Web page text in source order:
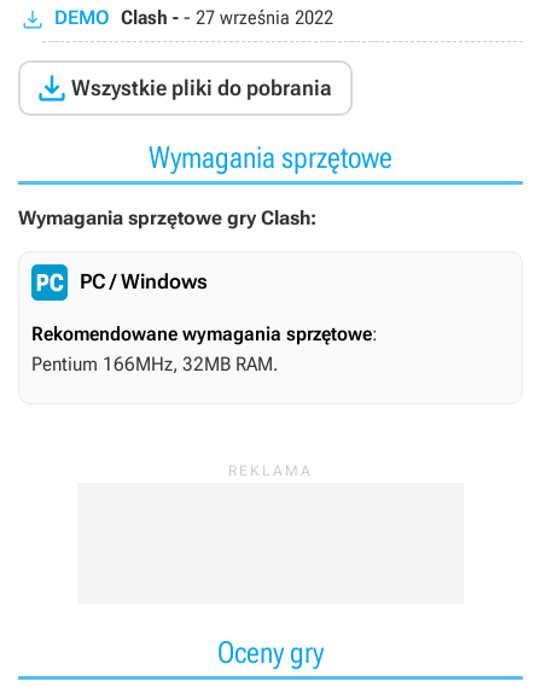
DEMO Clash - - 27 września 2022
 Wszystkie pliki do pobrania
Wymagania sprzętowe
Wymagania sprzętowe gry Clash:
PC / Windows
Rekomendowane wymagania sprzętowe:
Pentium 166MHz, 32MB RAM.
Oceny gry